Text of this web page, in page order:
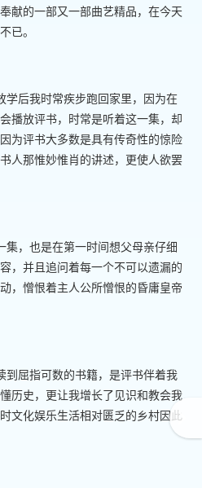
献的一部又一部曲艺精品，在今天
已。
学后我时常疾步跑回家里，因为在
播放评书，时常是听着这一集，却
为评书大多数是具有传奇性的惊险
人那惟妙惟肖的讲述，更使人欲罢
集，也是在第一时间想父母亲仔细
，并且追问着每一个不可以遗漏的
，憎恨着主人公所憎恨的昏庸皇帝
到屈指可数的书籍，是评书伴着我
历史，更让我增长了见识和教会我
文化娱乐生活相对匮乏的乡村因此